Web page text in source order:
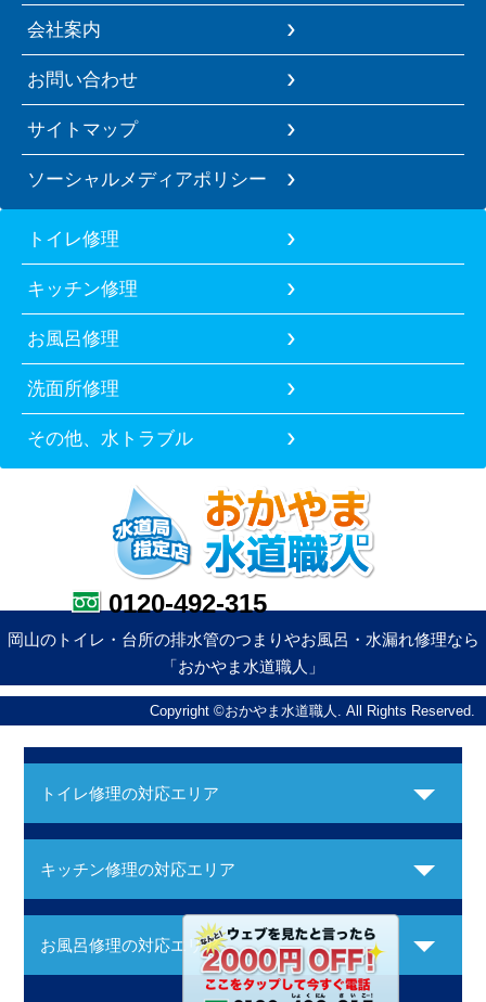
会社案内
お問い合わせ
サイトマップ
ソーシャルメディアポリシー
トイレ修理
キッチン修理
お風呂修理
洗面所修理
その他、水トラブル
0120-492-315
岡山のトイレ・台所の排水管のつまりやお風呂・水漏れ修理なら
「おかやま水道職人」
Copyright ©おかやま水道職人. All Rights Reserved.
トイレ修理の対応エリア
キッチン修理の対応エリア
お風呂修理の対応エリア